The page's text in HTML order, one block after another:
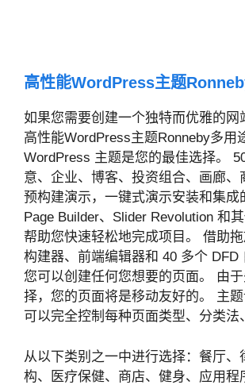
高性能WordPress主题
如果您需要创建一个独特而优雅的网
高性能WordPress主题Ronneby多用
WordPress 主题是您的最佳选择。
意、企业、博客、投资组合、画廊、
预构建演示，一键式演示安装和集成
Page Builder、Slider Revolution 和
帮助您快速轻松地完成项目。 借助
构建器、前端编辑器和 40 多个 DFD
您可以创建任何您想要的页面。 由
择，您的页面将是移动友好的。 主
可以完全控制每种页面类型、分类法
从以下类别之一中进行选择：餐厅、
构、医疗保健、商店、健身、应用程